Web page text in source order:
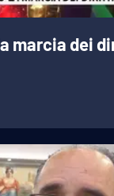
marcia dei